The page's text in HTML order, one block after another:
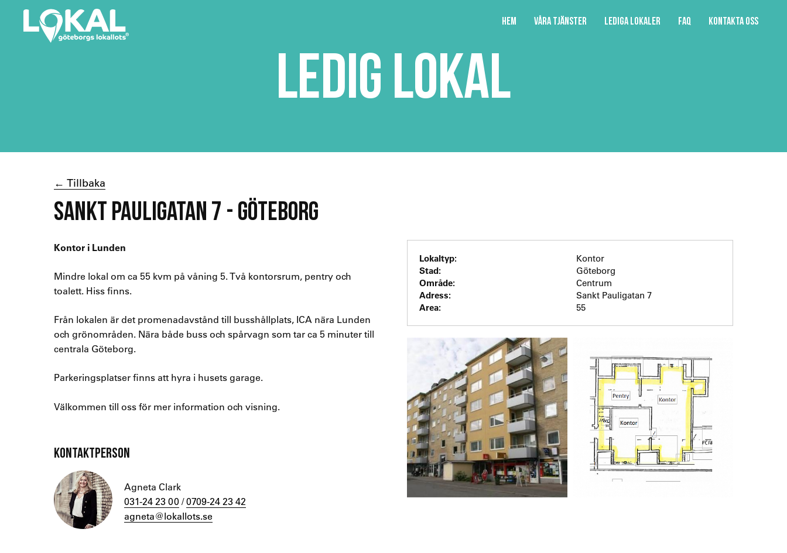
Hem Våra tjänster Lediga lokaler FAQ Kontakta oss
LEDIG LOKAL
← Tillbaka
SANKT PAULIGATAN 7 - GÖTEBORG
Kontor i Lunden
Mindre lokal om ca 55 kvm på våning 5. Två kontorsrum, pentry och
toalett. Hiss finns.
Från lokalen är det promenadavstånd till busshållplats, ICA nära Lunden
och grönområden. Nära både buss och spårvagn som tar ca 5 minuter till
centrala Göteborg.
Parkeringsplatser finns att hyra i husets garage.
Välkommen till oss för mer information och visning.
KONTAKTPERSON
Agneta Clark
031-24 23 00/0709-24 23 42
agneta@lokallots.se
Lokaltyp:
Kontor
Stad:
Göteborg
Område:
Centrum
Adress:
Sankt Pauligatan 7
Area:
55